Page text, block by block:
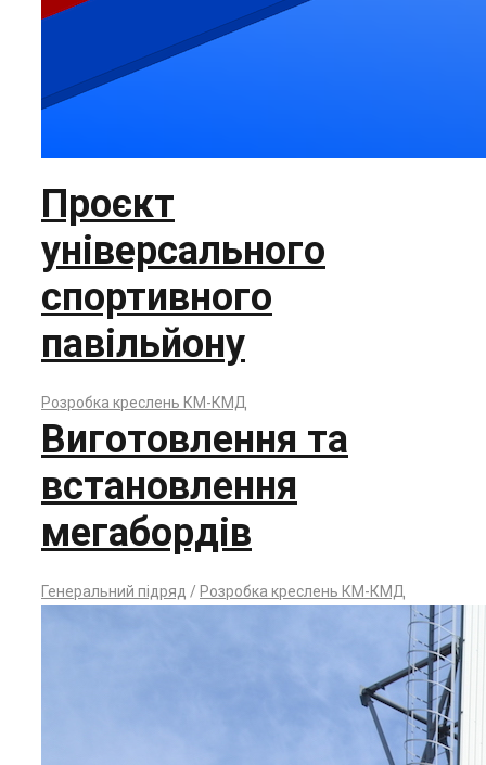
Проєкт
універсального
спортивного
павільйону
Розробка креслень КМ-КМД
Виготовлення та
встановлення
мегабордів
Генеральний підряд / Розробка креслень КМ-КМД